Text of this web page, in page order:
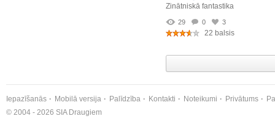
Zinātniskā fantastika
29 0 3
22 balsis
Iepazīšanās Mobilā versija Palīdzība Kontakti Noteikumi Privātums
© 2004 - 2026 SIA Draugiem